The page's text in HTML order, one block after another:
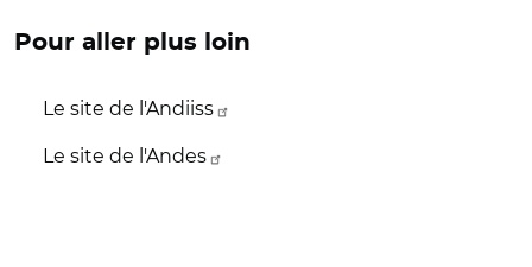
Pour aller plus loin
Le site de l'Andiiss
Le site de l'Andes